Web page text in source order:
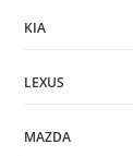
KIA
LEXUS
MAZDA